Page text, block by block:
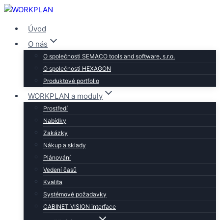
Přeskočit
obsah
Úvod
O nás
O společnosti SEMACO tools and software, s.r.o.
O společnosti HEXAGON
Produktové portfolio
WORKPLAN a moduly
Prostředí
Nabídky
Zakázky
Nákup a sklady
Plánování
Vedení časů
Kvalita
Systémové požadavky
CABINET VISION interface